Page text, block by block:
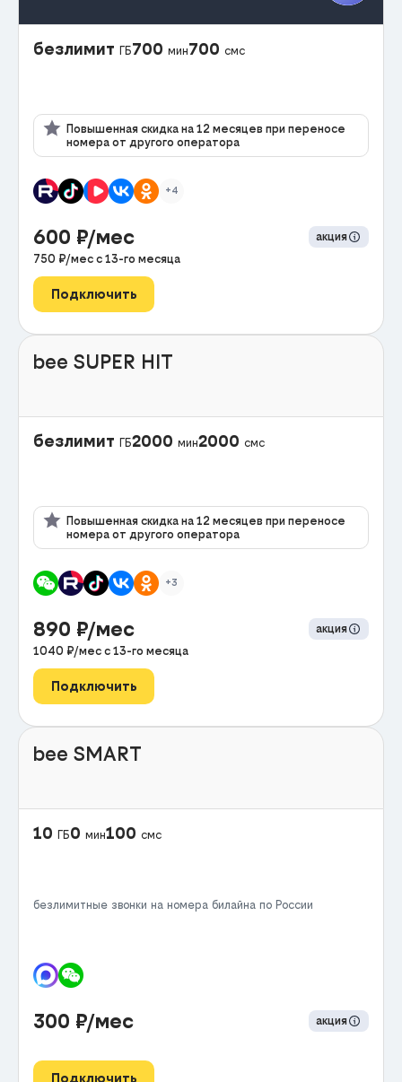
безлимит ГБ700 мин700 смс
Повышенная скидка на 12 месяцев при переносе
номера от другого оператора
+4
600 ₽/мес
акция
750 ₽/мес с 13-го месяца
Подключить
bee SUPER HIT
безлимит ГБ2000 мин2000 смс
Повышенная скидка на 12 месяцев при переносе
номера от другого оператора
+3
890 ₽/мес
акция
1040 ₽/мес с 13-го месяца
Подключить
bee SMART
10 ГБ0 мин100 смс
безлимитные звонки на номера билайна по России
300 ₽/мес акция
Подключить